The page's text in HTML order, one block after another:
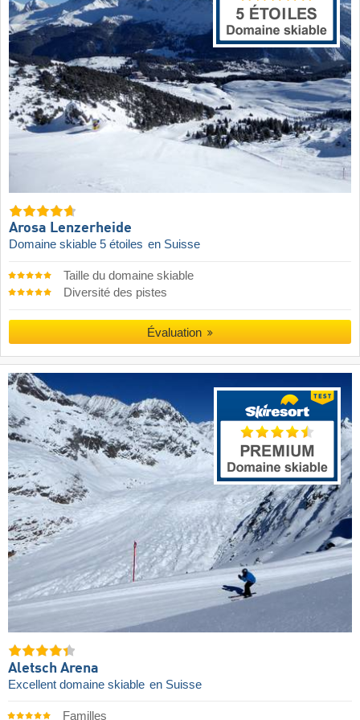
Arosa Lenzerheide
Domaine skiable 5 étoiles en Suisse
Taille du domaine skiable
Diversité des pistes
Évaluation
Aletsch Arena
Excellent domaine skiable en Suisse
Familles